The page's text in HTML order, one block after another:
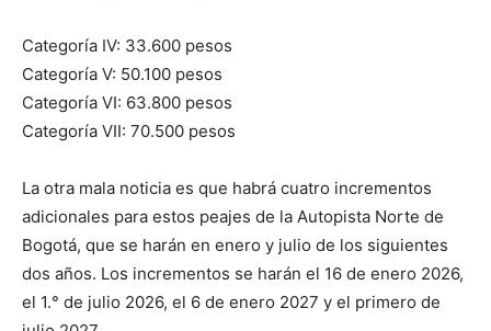
Categoría IV: 33.600 pesos
Categoría V: 50.100 pesos
Categoría VI: 63.800 pesos
Categoría VII: 70.500 pesos
La otra mala noticia es que habrá cuatro incrementos
adicionales para estos peajes de la Autopista Norte de
Bogotá, que se harán en enero y julio de los siguientes
dos años. Los incrementos se harán el 16 de enero 2026,
el 1.° de julio 2026, el 6 de enero 2027 y el primero de